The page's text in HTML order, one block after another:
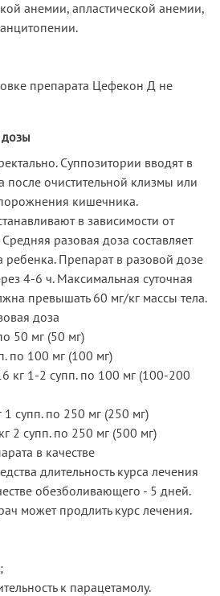
анемии, апластической анемии,
препарата Цефекон Д не
Суппозитории вводят в
очистительной клизмы или
кишечника.
в зависимости от
разовая доза составляет
ребенка. Препарат в разовой дозе
4-6 ч. Максимальная суточная
превышать 60 мг/кг массы тела.
доза
50 мг (50 мг)
по 100 мг (100 мг)
кг 1-2 супп. по 100 мг (100-200
супп. по 250 мг (250 мг)
2 супп. по 250 мг (500 мг)
в качестве
длительность курса лечения
обезболивающего - 5 дней.
может продлить курс лечения.
к парацетамолу.